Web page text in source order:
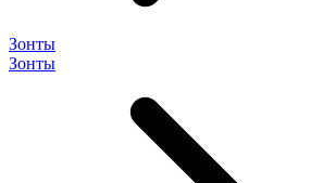
Зонты
Зонты